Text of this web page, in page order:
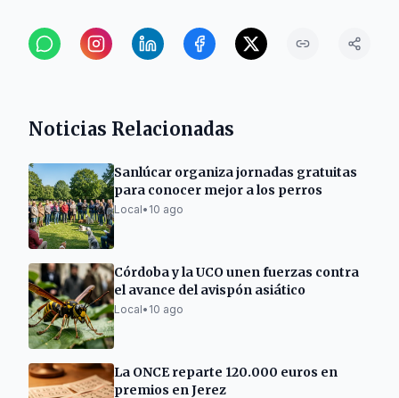
Noticias Relacionadas
Sanlúcar organiza jornadas gratuitas
para conocer mejor a los perros
Local• 10 ago
Córdoba y la UCO unen fuerzas contra
el avance del avispón asiático
Local• 10 ago
La ONCE reparte 120.000 euros en
premios en Jerez